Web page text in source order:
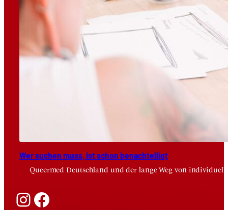
Wer suchen muss, ist schon benach­tei­ligt
Queermed Deutschland und der lange Weg von
Instagram
Facebook